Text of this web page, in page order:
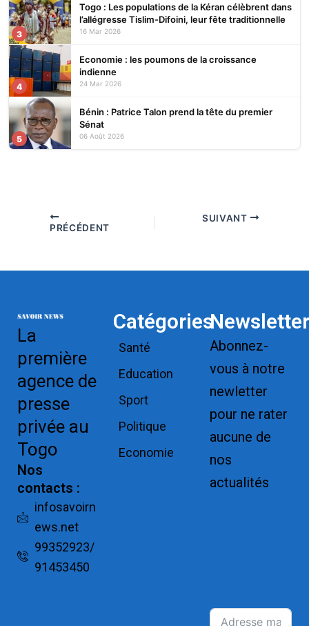
3
Togo : Les populations de la Kéran célèbrent dans
l’allégresse Tislim-Difoini, leur fête traditionnelle
16 Mar 2026
4
Economie : les poumons de la croissance
indienne
24 Mar 2026
5
Bénin : Patrice Talon prend la tête du premier
Sénat
06 Août 2026
PRÉCÉDENT
SUIVANT
La
première
agence de
presse
privée au
Togo
Nos
contacts :
infosavoirn
ews.net
99352923/
91453450
Catégories
Santé
Education
Sport
Politique
Economie
Newsletter
Abonnez-
vous à notre
newletter
pour ne rater
aucune de
nos
actualités